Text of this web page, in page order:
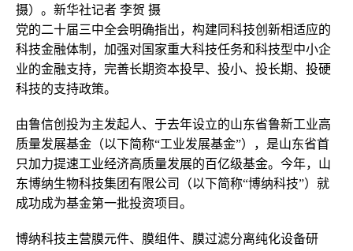
摄）。新华社记者 李贺 摄
党的二十届三中全会明确指出，构建同科技创新相适应的
科技金融体制，加强对国家重大科技任务和科技型中小企
业的金融支持，完善长期资本投早、投小、投长期、投硬
科技的支持政策。
由鲁信创投为主发起人、于去年设立的山东省鲁新工业高
质量发展基金（以下简称“工业发展基金”），是山东省首
只加力提速工业经济高质量发展的百亿级基金。今年，山
东博纳生物科技集团有限公司（以下简称“博纳科技”）就
成功成为基金第一批投资项目。
博纳科技主营膜元件、膜组件、膜过滤分离纯化设备研